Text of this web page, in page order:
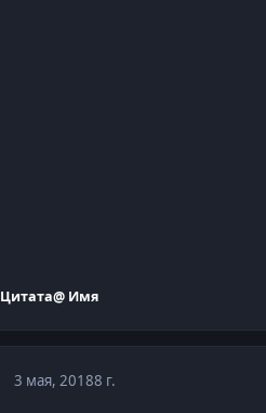
Цитата@ Имя
3 мая, 20188 г.